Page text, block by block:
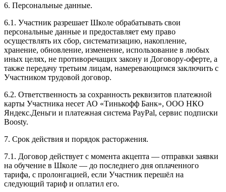
6. Персональные данные.
6.1. Участник разрешает Школе обрабатывать свои
персональные данные и предоставляет ему право
осуществлять их сбор, систематизацию, накопление,
хранение, обновление, изменение, использование в любых
иных целях, не противоречащих закону и Договору-оферте, а
также передачу третьим лицам, намеревающимся заключить с
Участником трудовой договор.
6.2. Ответственность за сохранность реквизитов платежной
карты Участника несет АО «Тинькофф Банк», ООО НКО
Яндекс.Деньги и платежная система PayPal, сервис подписки
Boosty.
7. Срок действия и порядок расторжения.
7.1. Договор действует с момента акцепта — отправки заявки
на обучение в Школе — до последнего дня оплаченного
тарифа, с пролонгацией, если Участник перешёл на
следующий тариф и оплатил его.